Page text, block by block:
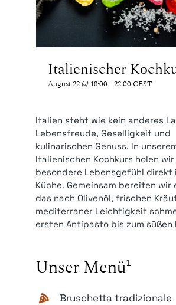
Italienischer
August 22 @ 18:00-22:00 CEST
Italien steht wie kein anderes
Lebensfreude, Geselligkeit und
kulinarischen Genuss. In
Italienischen Kochkurs holen
besondere Lebensgefühl direkt
Küche. Gemeinsam bereiten wir
das nach Olivenöl, frischen
mediterraner Leichtigkeit
ersten Antipasto bis zum süßen
Unser Menü1
Bruschetta tradizionale